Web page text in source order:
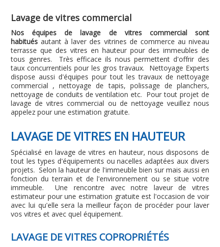
Lavage de vitres commercial
Nos équipes de lavage de vitres commercial sont
habitués autant à laver des vitrines de commerce au niveau
terrasse que des vitres en hauteur pour des immeubles de
tous genres. Très efficace ils nous permettent d'offrir des
taux concurrentiels pour les gros travaux. Nettoyage Experts
dispose aussi d'équipes pour tout les travaux de nettoyage
commercial , nettoyage de tapis, polissage de planchers,
nettoyage de conduits de ventilation etc. Pour tout projet de
lavage de vitres commercial ou de nettoyage veuillez nous
appelez pour une estimation gratuite.
LAVAGE DE VITRES EN HAUTEUR
Spécialisé en lavage de vitres en hauteur, nous disposons de
tout les types d'équipements ou nacelles adaptées aux divers
projets. Selon la hauteur de l'immeuble bien sur mais aussi en
fonction du terrain et de l'environnement ou se situe votre
immeuble. Une rencontre avec notre laveur de vitres
estimateur pour une estimation gratuite est l'occasion de voir
avec lui qu'elle sera la meilleur façon de procéder pour laver
vos vitres et avec quel équipement.
LAVAGE DE VITRES COPROPRIÉTÉS